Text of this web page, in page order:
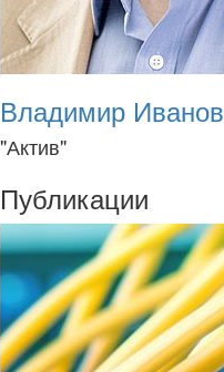
Владимир Иванов
"Актив"
Публикации